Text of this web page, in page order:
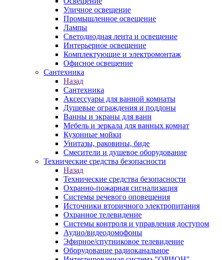
Уличное освещение
Промышленное освещение
Лампы
Светодиодная лента и освещение
Интерьерное освещение
Комплектующие и электромонтаж
Офисное освещение
Сантехника
Назад
Сантехника
Аксессуары для ванной комнаты
Душевые ограждения и поддоны
Ванны и экраны для ванн
Мебель и зеркала для ванных комнат
Кухонные мойки
Унитазы, раковины, биде
Смесители и душевое оборудование
Технические средства безопасности
Назад
Технические средства безопасности
Охранно-пожарная сигнализация
Системы речевого оповещения
Источники вторичного электропитания
Охранное телевидение
Системы контроля и управления доступом
Аудио/видеодомофоны
Эфирное/спутниковое телевидение
Оборудование радиоканальное